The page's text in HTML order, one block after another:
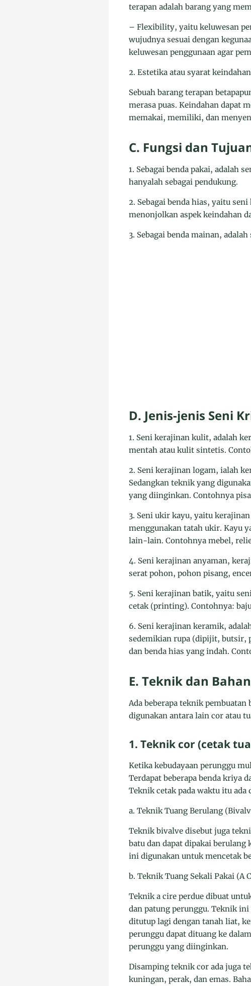
terapan adalah barang yang
– Flexibility, yaitu keluwesan
wujudnya sesuai dengan
keluwesan penggunaan agar
2. Estetika atau syarat keindahan
Sebuah barang terapan
merasa puas. Keindahan dapat
memakai, memiliki, dan
C. Fungsi dan
1. Sebagai benda pakai, adalah
hanyalah sebagai pendukung.
2. Sebagai benda hias, yaitu
menonjolkan aspek keindahan
3. Sebagai benda mainan,
D. Jenis-jenis Seni
1. Seni kerajinan kulit, adalah
mentah atau kulit sintetis.
2. Seni kerajinan logam, ialah
Sedangkan teknik yang
yang diinginkan. Contohnya
3. Seni ukir kayu, yaitu
menggunakan tatah ukir. Kayu
lain-lain. Contohnya mebel,
4. Seni kerajinan anyaman,
serat pohon, pohon pisang,
5. Seni kerajinan batik, yaitu
cetak (printing). Contohnya:
6. Seni kerajinan keramik,
sedemikian rupa (dipijit, butsir,
dan benda hias yang indah.
E. Teknik dan
Ada beberapa teknik
digunakan antara lain cor atau
1. Teknik cor (cetak
Ketika kebudayaan perunggu
Terdapat beberapa benda kriya
Teknik cetak pada waktu itu ada
a. Teknik Tuang Berulang
Teknik bivalve disebut juga
batu dan dapat dipakai
ini digunakan untuk mencetak
b. Teknik Tuang Sekali Pakai (A
Teknik a cire perdue dibuat
dan patung perunggu. Teknik
ditutup lagi dengan tanah liat,
perunggu dapat dituang ke
perunggu yang diinginkan.
Disamping teknik cor ada juga
kuningan, perak, dan emas.